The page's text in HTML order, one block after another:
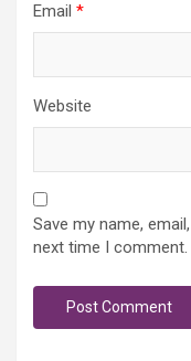
Email *
Website
Save my name,
next time I comment.